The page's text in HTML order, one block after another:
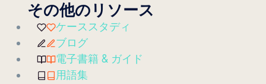
その他のリソース
ケーススタディ
ブログ
電子書籍 & ガイド
用語集